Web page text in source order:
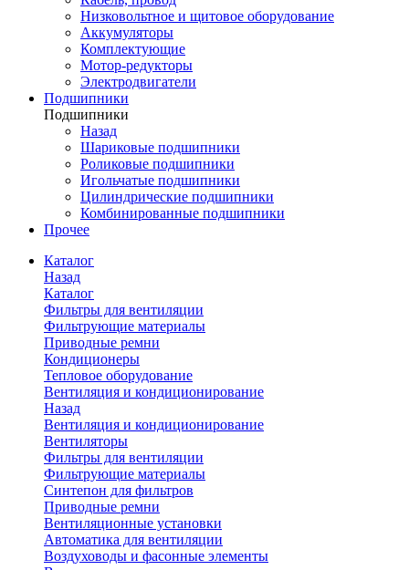
Низковольтное и щитовое оборудование
Аккумуляторы
Комплектующие
Мотор-редукторы
Электродвигатели
Подшипники
Подшипники
Назад
Шариковые подшипники
Роликовые подшипники
Игольчатые подшипники
Цилиндрические подшипники
Комбинированные подшипники
Прочее
Каталог
Назад
Каталог
Фильтры для вентиляции
Фильтрующие материалы
Приводные ремни
Кондиционеры
Тепловое оборудование
Вентиляция и кондиционирование
Назад
Вентиляция и кондиционирование
Вентиляторы
Фильтры для вентиляции
Фильтрующие материалы
Синтепон для фильтров
Приводные ремни
Вентиляционные установки
Автоматика для вентиляции
Воздуховоды и фасонные элементы